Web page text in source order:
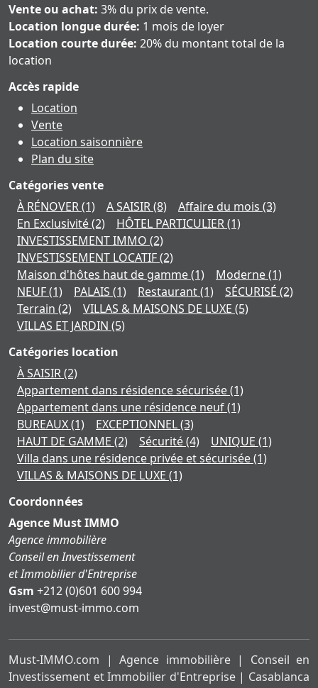
Vente ou achat: 3% du prix de vente.
Location longue durée: 1 mois de loyer
Location courte durée: 20% du montant total de la
location
Accès rapide
Location
Vente
Location saisonnière
Plan du site
Catégories vente
À RÉNOVER(1) A SAISIR(8) Affaire du mois (3)
En Exclusivité(2) HÔTEL PARTICULIER(1)
INVESTISSEMENT IMMO (2)
INVESTISSEMENT LOCATIF(2)
Maison d'hôtes haut de gamme(1) Moderne(1)
NEUF(1) PALAIS (1) Restaurant(1) SÉCURISÉ (2)
Terrain (2) VILLAS & MAISONS DE LUXE (5)
VILLAS ET JARDIN (5)
Catégories location
À SAISIR(2)
Appartement dans résidence sécurisée(1)
Appartement dans une résidence neuf(1)
BUREAUX(1) EXCEPTIONNEL(3)
HAUT DE GAMME (2) Sécurité(4) UNIQUE (1)
Villa dans une résidence privée et sécurisée(1)
VILLAS & MAISONS DE LUXE (1)
Coordonnées
Agence Must IMMO
Agence immobilière
Conseil en Investissement
et Immobilier d'Entreprise
Gsm +212 (0)601 600 994
moc.ommi-tsum@tsevni
Must-IMMO.com | Agence immobilière | Conseil en
Investissement et Immobilier d'Entreprise | Casablanca